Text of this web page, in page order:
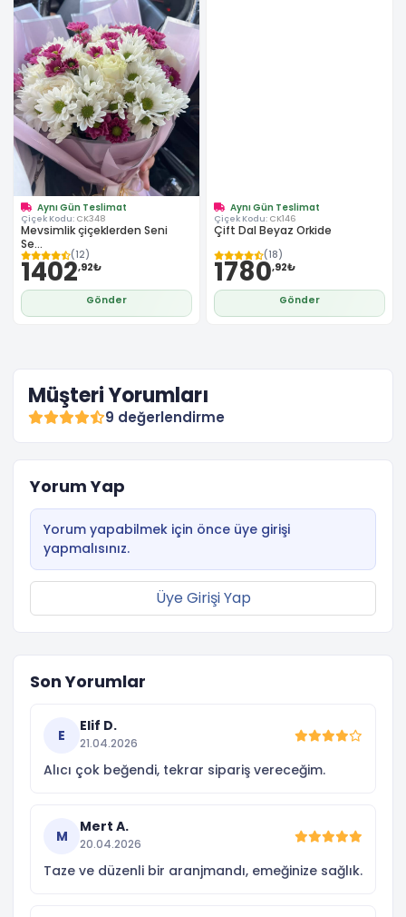
Aynı Gün Teslimat
Çiçek Kodu: CK348
Mevsimlik çiçeklerden Seni
Se...
(12)
1402,92₺
Gönder
Aynı Gün Teslimat
Çiçek Kodu: CK146
Çift Dal Beyaz Orkide
(18)
1780,92₺
Gönder
Müşteri Yorumları
9 değerlendirme
Yorum Yap
Yorum yapabilmek için önce üye girişi
yapmalısınız.
Üye Girişi Yap
Son Yorumlar
E
Elif D.
21.04.2026
Alıcı çok beğendi, tekrar sipariş vereceğim.
M
Mert A.
20.04.2026
Taze ve düzenli bir aranjmandı, emeğinize sağlık.